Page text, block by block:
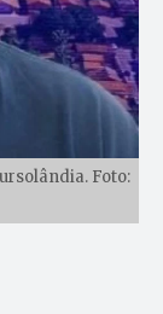
Foto: